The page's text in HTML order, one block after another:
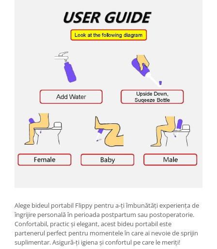
Echipamente pt incalzire
Paturi electrice cu incalzire
Ventilatoare
Kituri de siguranta si supravietuire
Kit-uri siguranta auto
Kit-uri Supravietuire si Accesorii
Camping
Accesorii ingrijire casa
Aspiratoare electrice
Cutii depozitare diverse
Cutii depozitare medicamente
Cutii pentru chei
Alege bideul portabil Flippy pentru a-ți îmbunătăți experiența de
îngrijire personală în perioada postpartum sau postoperatorie.
Confortabil, practic și elegant, acest bideu portabil este
partenerul perfect pentru momentele în care ai nevoie de sprijin
suplimentar. Asigură-ți igiena și confortul pe care le meriți!